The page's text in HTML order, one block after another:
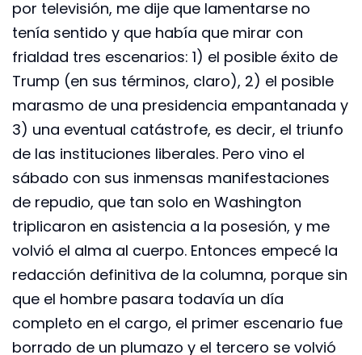
por televisión, me dije que lamentarse no
tenía sentido y que había que mirar con
frialdad tres escenarios: 1) el posible éxito de
Trump (en sus términos, claro), 2) el posible
marasmo de una presidencia empantanada y
3) una eventual catástrofe, es decir, el triunfo
de las instituciones liberales. Pero vino el
sábado con sus inmensas manifestaciones
de repudio, que tan solo en Washington
triplicaron en asistencia a la posesión, y me
volvió el alma al cuerpo. Entonces empecé la
redacción definitiva de la columna, porque sin
que el hombre pasara todavía un día
completo en el cargo, el primer escenario fue
borrado de un plumazo y el tercero se volvió